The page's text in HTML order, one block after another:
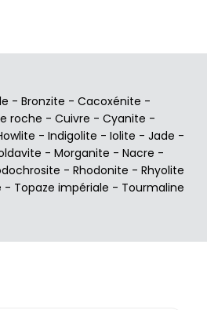
- Bronzite - Cacoxénite -
roche - Cuivre - Cyanite -
- Indigolite - Iolite - Jade -
- Morganite - Nacre -
- Rhodonite - Rhyolite
- Topaze impériale - Tourmaline